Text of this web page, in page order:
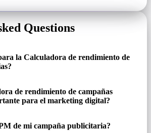
Questions
la Calculadora de rendimiento de
de rendimiento de campañas
para el marketing digital?
de mi campaña publicitaria?